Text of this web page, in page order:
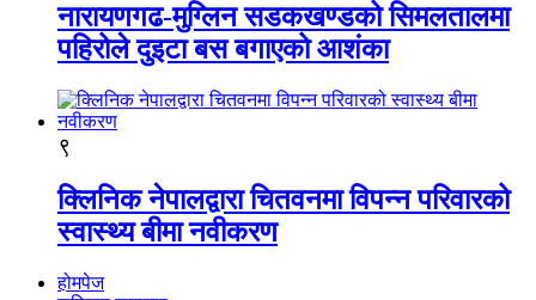
नारायणगढ-मुग्लिन सडकखण्डको सिमलतालमा
पहिरोले दुइटा बस बगाएको आशंका
९
क्लिनिक नेपालद्वारा चितवनमा विपन्न परिवारको
स्वास्थ्य बीमा नवीकरण
होमपेज